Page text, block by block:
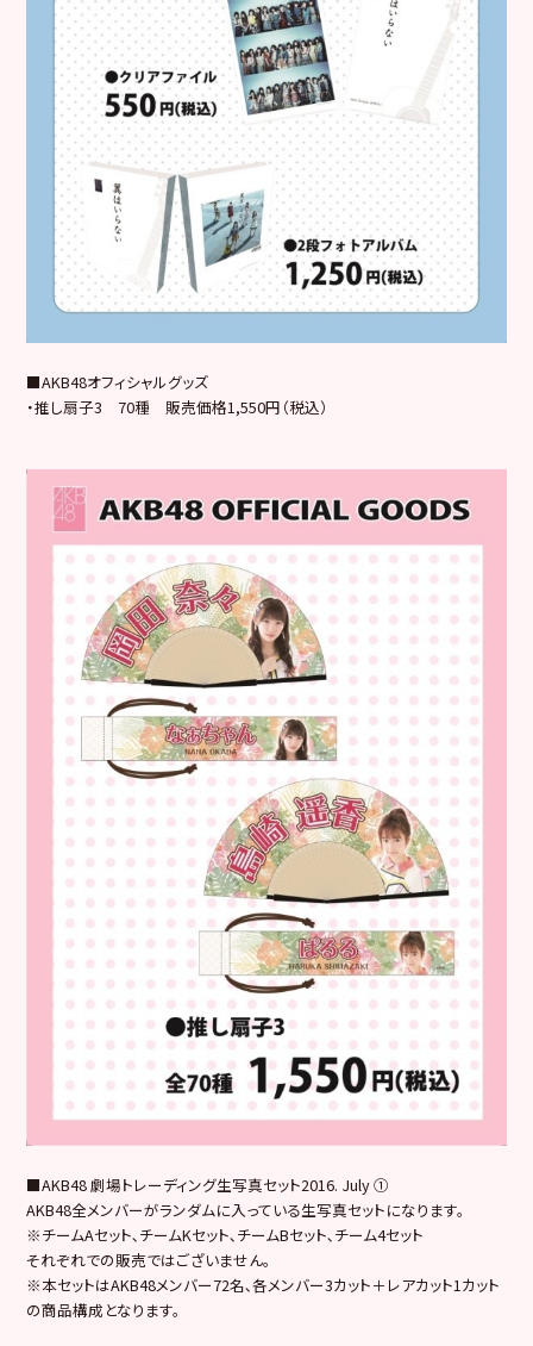
■AKB48オフィシャルグッズ
・推し扇子3 70種 販売価格1,550円（税込）
■AKB48 劇場トレーディング生写真セット2016. July ①
AKB48全メンバーがランダムに入っている生写真セットになります。
※チームAセット､チームKセット､チームBセット､チーム4セット
それぞれでの販売ではございません。
※本セットはAKB48メンバー72名､各メンバー3カット＋レアカット1カット
の商品構成となります。